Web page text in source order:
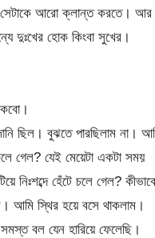
সেটাকে আরো ক্লান্ত করতে। আর
দুঃখের হোক কিংবা সুখের।
ছিল। বুঝতে পারছিলাম না।
গেল? যেই মেয়েটা একটা সময়
নিঃশব্দে হেঁটে চলে গেল? কীভাবে
আমি স্থির হয়ে বসে থাকলাম।
বল যেন হারিয়ে ফেলেছি।